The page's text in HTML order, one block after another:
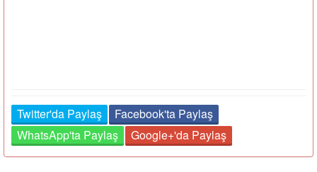
Twitter'da Paylaş
Facebook'ta Paylaş
WhatsApp'ta Paylaş
Google+'da Paylaş